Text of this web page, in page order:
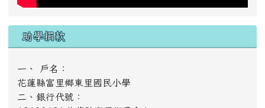
6210043( 花蓮縣富里鄉農會 )
00043160094160
活動動態影片
東里國小拉拉鍊樂團 小城夏天